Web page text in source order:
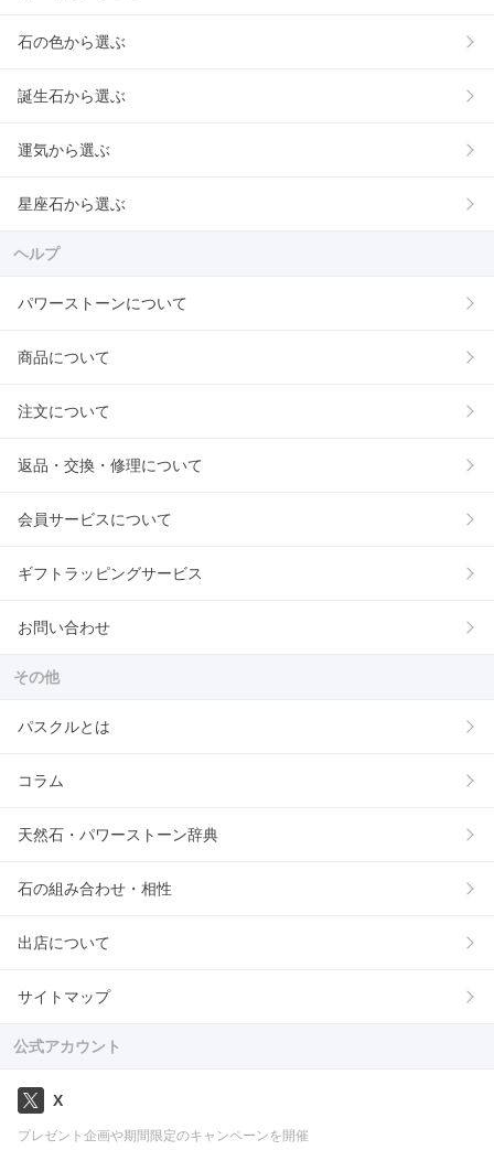
石の色から選ぶ
誕生石から選ぶ
運気から選ぶ
星座石から選ぶ
ヘルプ
パワーストーンについて
商品について
注文について
返品・交換・修理について
会員サービスについて
ギフトラッピングサービス
お問い合わせ
その他
パスクルとは
コラム
天然石・パワーストーン辞典
石の組み合わせ・相性
出店について
サイトマップ
公式アカウント
X
プレゼント企画や期間限定のキャンペーンを開催